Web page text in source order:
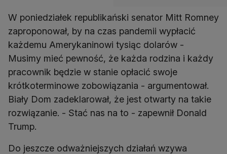
W poniedziałek republikański senator Mitt Romney
zaproponował, by na czas pandemii wypłacić
każdemu Amerykaninowi tysiąc dolarów -
Musimy mieć pewność, że każda rodzina i każdy
pracownik będzie w stanie opłacić swoje
krótkoterminowe zobowiązania - argumentował.
Biały Dom zadeklarował, że jest otwarty na takie
rozwiązanie. - Stać nas na to - zapewnił Donald
Trump.
Do jeszcze odważniejszych działań wzywa